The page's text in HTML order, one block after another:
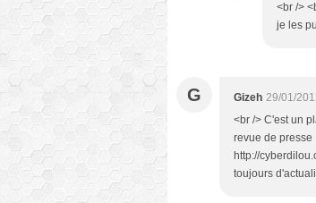
<br />
je les
G Gizeh 29/01/
<br /> C'est un
revue de presse
http://
toujours